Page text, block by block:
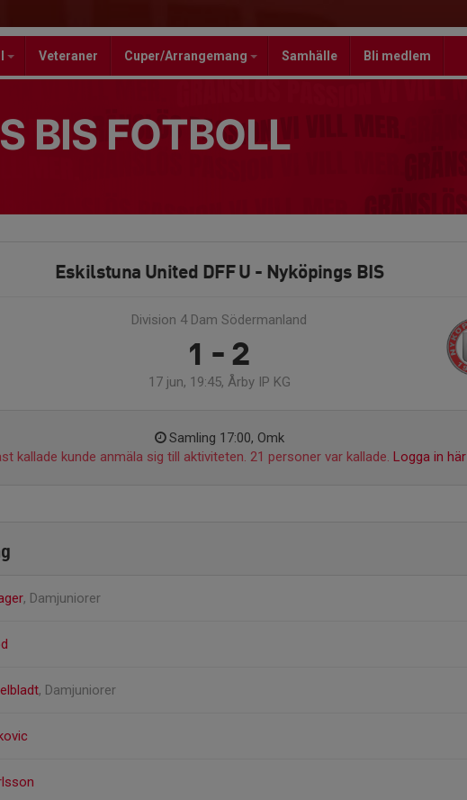
Veteraner Cuper/Arrangemang Samhälle Bli medlem
BIS FOTBOLL
Eskilstuna United DFF U - Nyköpings BIS
Division 4 Dam Södermanland
1 - 2
17 jun, 19:45, Årby IP KG
Samling 17:00, Omk
kallade kunde anmäla sig till aktiviteten. 21 personer var kallade. Logga in här
, Damjuniorer
, Damjuniorer